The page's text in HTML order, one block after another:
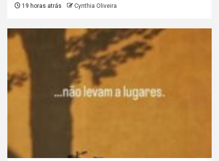
19 horas atrás Cynthia Oliveira